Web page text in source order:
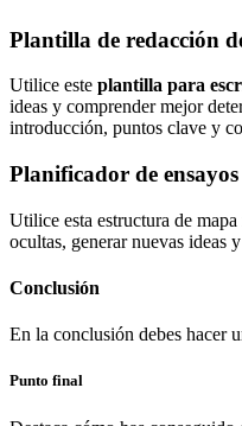
Plantilla de redacción
Utilice este plantilla para
ideas y comprender mejor
introducción, puntos clave y
Planificador de ensayos
Utilice esta estructura de
ocultas, generar nuevas ideas
Conclusión
En la conclusión debes hacer
Punto final